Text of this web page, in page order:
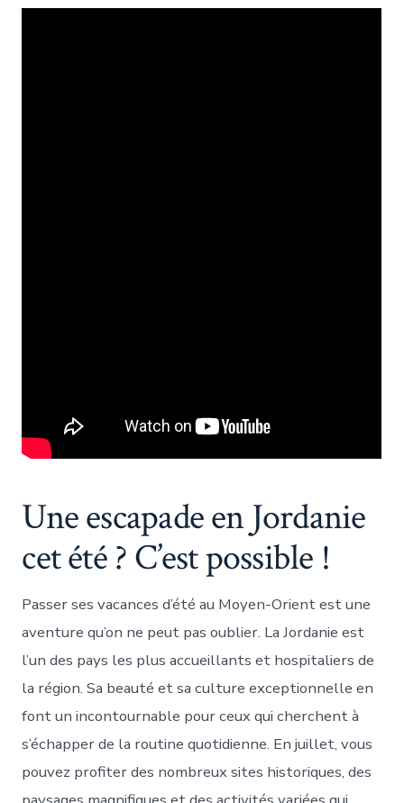
Une escapade en Jordanie
cet été ? C’est possible !
Passer ses vacances d’été au Moyen-Orient est une
aventure qu’on ne peut pas oublier. La Jordanie est
l’un des pays les plus accueillants et hospitaliers de
la région. Sa beauté et sa culture exceptionnelle en
font un incontournable pour ceux qui cherchent à
s’échapper de la routine quotidienne. En juillet, vous
pouvez profiter des nombreux sites historiques, des